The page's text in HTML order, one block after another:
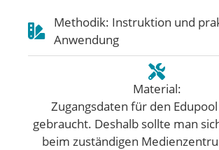
Methodik: Instruktion und
Anwendung
Material:
Zugangsdaten für den
gebraucht. Deshalb sollte man
beim zuständigen